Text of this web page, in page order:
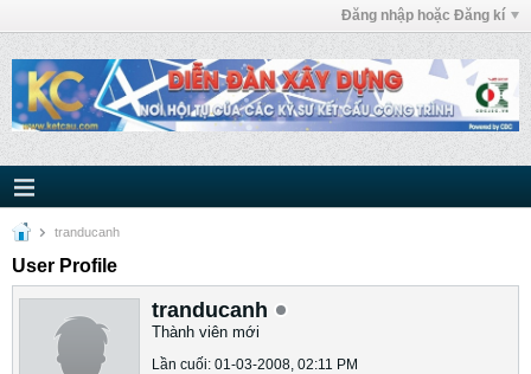
Đăng nhập hoặc Đăng kí
tranducanh
User Profile
tranducanh
Thành viên mới
Lần cuối: 01-03-2008, 02:11 PM